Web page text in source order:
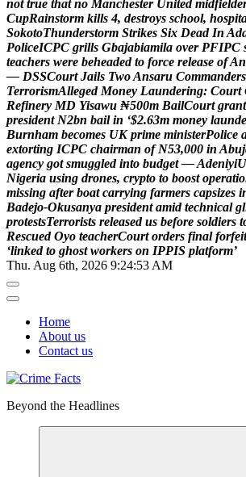
not true that no Manchester United midfielde
CupRainstorm kills 4, destroys school, hospit
SokotoThunderstorm Strikes Six Dead In Ad
PoliceICPC grills Gbajabiamila over PFIPC
teachers were beheaded to force release ofAn
— DSSCourt Jails TwoAnsaru Commanders
TerrorismAlleged Money Laundering: Court
Refinery MD Yisawu ₦500m BailCourt grant
president N2bn bail in ‘$2.63m money launde
Burnham becomes UK prime ministerPolice
extorting ICPC chairman of N53,000 in Abuj
agency got smuggled into budget —AdeniyiU
Nigeria using drones, crypto to boost operatio
missing after boat carrying farmers capsizes i
Badejo-Okusanya president amid technical gl
protestsTerrorists released us before soldiers t
Rescued Oyo teacherCourt orders final forfeit
‘linked to ghost workers on IPPIS platform’
Thu. Aug 6th, 2026 9:24:54 AM
Home
About us
Contact us
Beyond the Headlines